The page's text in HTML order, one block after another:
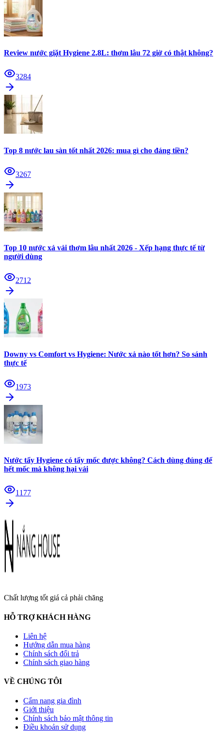
Review nước giặt Hygiene 2.8L: thơm lâu 72 giờ có thật không?
3284
Top 8 nước lau sàn tốt nhất 2026: mua gì cho đáng tiền?
3267
Top 10 nước xả vải thơm lâu nhất 2026 - Xếp hạng thực tế từ
người dùng
2712
Downy vs Comfort vs Hygiene: Nước xả nào tốt hơn? So sánh
thực tế
1973
Nước tẩy Hygiene có tẩy mốc được không? Cách dùng đúng để
hết mốc mà không hại vải
1177
Chất lượng tốt giá cả phải chăng
HỖ TRỢ KHÁCH HÀNG
Liên hệ
Hướng dẫn mua hàng
Chính sách đổi trả
Chính sách giao hàng
VỀ CHÚNG TÔI
Cẩm nang gia đình
Giới thiệu
Chính sách bảo mật thông tin
Điều khoản sử dụng